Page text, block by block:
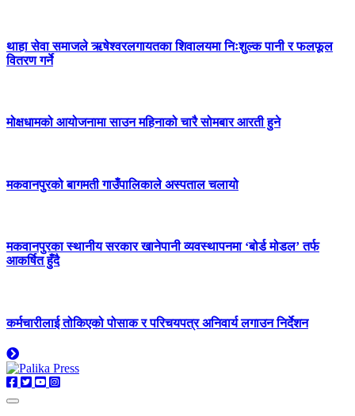
थाहा सेवा समाजले ऋषेश्वरलगायतका शिवालयमा निःशुल्क पानी र फलफूल
वितरण गर्ने
मोक्षधामको आयोजनामा साउन महिनाको चारै सोमबार आरती हुने
मकवानपुरको बागमती गाउँपालिकाले अस्पताल चलायो
मकवानपुरका स्थानीय सरकार खानेपानी व्यवस्थापनमा ‘बोर्ड मोडल’ तर्फ
आकर्षित हुँदै
कर्मचारीलाई तोकिएको पोसाक र परिचयपत्र अनिवार्य लगाउन निर्देशन